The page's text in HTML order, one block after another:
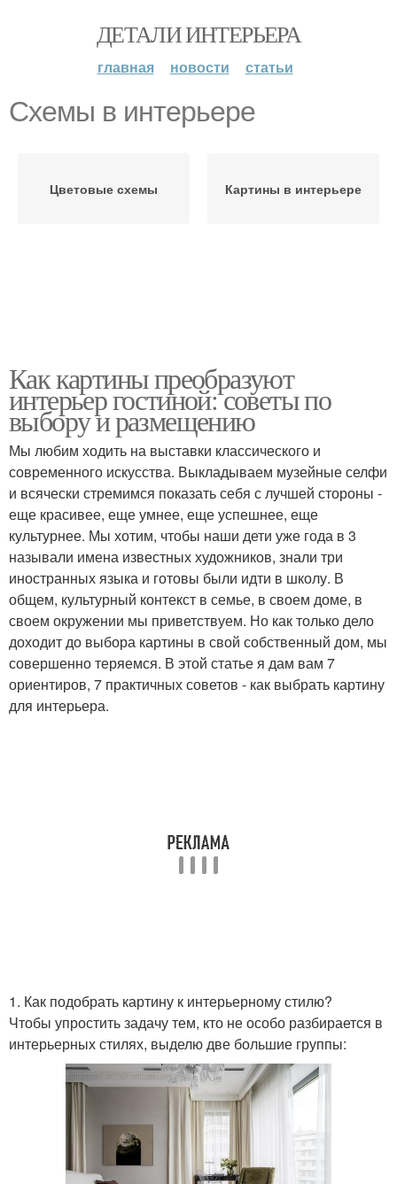
ДЕТАЛИ ИНТЕРЬЕРА
главная новости статьи
Схемы в интерьере
Цветовые схемы Картины в интерьере
Как картины преобразуют
интерьер гостиной: советы по
выбору и размещению
Мы любим ходить на выставки классического и
современного искусства. Выкладываем музейные селфи
и всячески стремимся показать себя с лучшей стороны -
еще красивее, еще умнее, еще успешнее, еще
культурнее. Мы хотим, чтобы наши дети уже года в 3
называли имена известных художников, знали три
иностранных языка и готовы были идти в школу. В
общем, культурный контекст в семье, в своем доме, в
своем окружении мы приветствуем. Но как только дело
доходит до выбора картины в свой собственный дом, мы
совершенно теряемся. В этой статье я дам вам 7
ориентиров, 7 практичных советов - как выбрать картину
для интерьера.
1. Как подобрать картину к интерьерному стилю?
Чтобы упростить задачу тем, кто не особо разбирается в
интерьерных стилях, выделю две большие группы: